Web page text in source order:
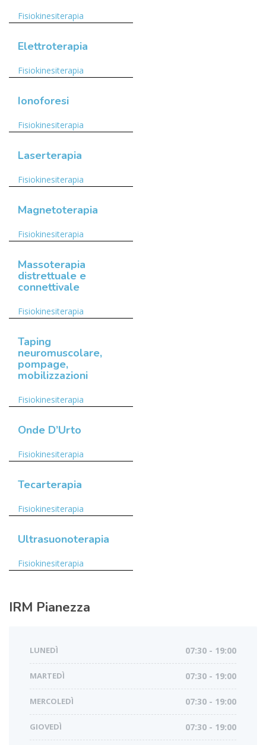
Fisiokinesiterapia
Elettroterapia
Fisiokinesiterapia
Ionoforesi
Fisiokinesiterapia
Laserterapia
Fisiokinesiterapia
Magnetoterapia
Fisiokinesiterapia
Massoterapia
distrettuale e
connettivale
Fisiokinesiterapia
Taping
neuromuscolare,
pompage,
mobilizzazioni
Fisiokinesiterapia
Onde D’Urto
Fisiokinesiterapia
Tecarterapia
Fisiokinesiterapia
Ultrasuonoterapia
Fisiokinesiterapia
IRM Pianezza
LUNEDÌ 07:30 - 19:00
MARTEDÌ 07:30 - 19:00
MERCOLEDÌ 07:30 - 19:00
GIOVEDÌ 07:30 - 19:00